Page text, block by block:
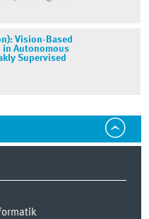
Vision-Based
in Autonomous
Supervised